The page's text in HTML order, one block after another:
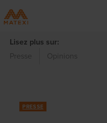
Lisez plus sur:
Presse
Opinions
PRESSE